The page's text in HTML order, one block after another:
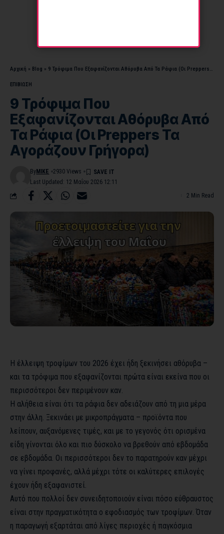
Αρχική » Blog » 9 Τρόφιμα Που Εξαφανίζονται Αθόρυβα Από Τα Ράφια (Οι Preppers Τα Αγοράζουν Γρήγορα)
ΕΠΙΒΙΩΣΗ
9 Τρόφιμα Που
Εξαφανίζονται Αθόρυβα Από
Τα Ράφια (Οι Preppers Τα
Αγοράζουν Γρήγορα)
Last Updated: 12 Μαΐου 2026 12:11
By MIKE 2930 Views
2 Min Read
Η έλλειψη τροφίμων του 2026 έχει ήδη ξεκινήσει αθόρυβα –
και τα τρόφιμα που εξαφανίζονται πρώτα είναι εκείνα που οι
περισσότεροι δεν περιμένουν καν.
Η αλήθεια είναι ότι τα ράφια δεν αδειάζουν από τη μια μέρα
στην άλλη. Ξεκινάει με μικροπράγματα – προϊόντα που
λείπουν, αυξανόμενες τιμές, και με το γεγονός ότι ορισμένα
είδη γίνονται όλο και πιο δύσκολο να βρεθούν από εβδομάδα
σε εβδομάδα. Οι περισσότεροι δεν το παρατηρούν καν μέχρι
να γίνει προφανές, αλλά μέχρι τότε οι καλύτερες επιλογές
έχουν ήδη εξαφανιστεί.
Αυτό που πολλοί δεν συνειδητοποιούν είναι πόσο εύθραυστος
είναι στην πραγματικότητα ο εφοδιασμός των τροφίμων. Όταν
η παραγωγή εξαρτάται από λίγες περιοχές ή παγκόσμια